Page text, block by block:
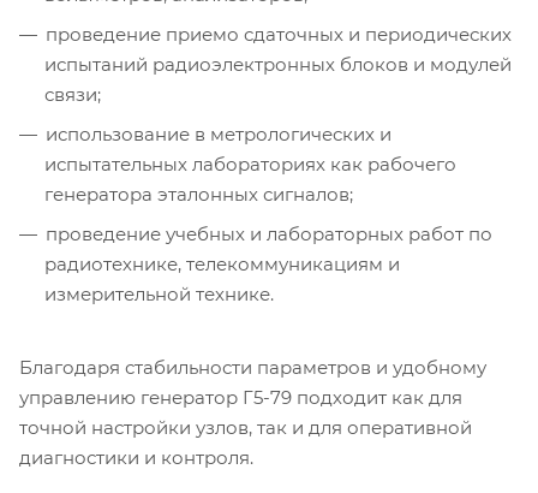
проведение приемо сдаточных и периодических
испытаний радиоэлектронных блоков и модулей
связи;
использование в метрологических и
испытательных лабораториях как рабочего
генератора эталонных сигналов;
проведение учебных и лабораторных работ по
радиотехнике, телекоммуникациям и
измерительной технике.
Благодаря стабильности параметров и удобному
управлению генератор Г5-79 подходит как для
точной настройки узлов, так и для оперативной
диагностики и контроля.